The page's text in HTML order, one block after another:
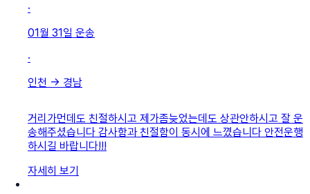
·
01월 31일 운송
·
인천 → 경남
거리가먼데도 친절하시고 제가좀늦었는데도 상관안하시고 잘 운
송해주셨습니다 감사함과 친절함이 동시에 느꼈습니다 안전운행
하시길 바랍니다!!!
자세히 보기